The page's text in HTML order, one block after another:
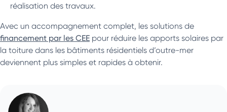
réalisation des travaux.
Avec un accompagnement complet, les solutions de
financement par les CEE pour réduire les apports solaires par
la toiture dans les bâtiments résidentiels d’outre-mer
deviennent plus simples et rapides à obtenir.